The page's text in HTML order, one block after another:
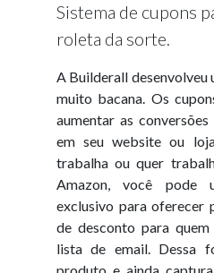
Sistema de cupons
roleta da sorte.
A Builderall desenvolveu
muito bacana. Os
aumentar as
em seu website ou
trabalha ou quer
Amazon, você pode
exclusivo para oferecer
de desconto para
lista de email. Dessa